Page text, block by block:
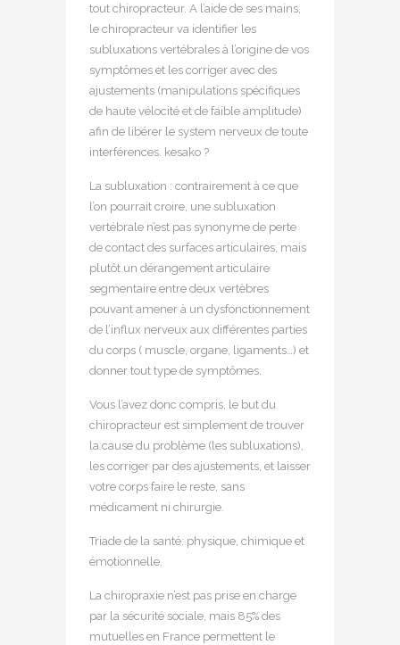
tout chiropracteur. A l’aide de ses mains,
le chiropracteur va identifier les
subluxations vertébrales à l’origine de vos
symptômes et les corriger avec des
ajustements (manipulations spécifiques
de haute vélocité et de faible amplitude)
afin de libérer le system nerveux de toute
interférences. kesako ?
La subluxation : contrairement à ce que
l’on pourrait croire, une subluxation
vertébrale n’est pas synonyme de perte
de contact des surfaces articulaires, mais
plutôt un dérangement articulaire
segmentaire entre deux vertèbres
pouvant amener à un dysfonctionnement
de l’influx nerveux aux différentes parties
du corps ( muscle, organe, ligaments…) et
donner tout type de symptômes.
Vous l’avez donc compris, le but du
chiropracteur est simplement de trouver
la cause du problème (les subluxations),
les corriger par des ajustements, et laisser
votre corps faire le reste, sans
médicament ni chirurgie.
Triade de la santé: physique, chimique et
émotionnelle.
La chiropraxie n’est pas prise en charge
par la sécurité sociale, mais 85% des
mutuelles en France permettent le